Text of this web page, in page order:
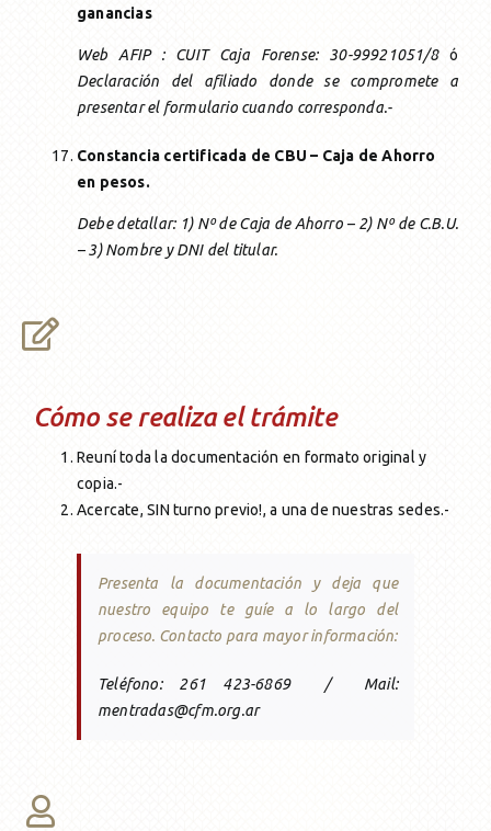
ganancias
Web AFIP : CUIT Caja Forense: 30-99921051/8 ó
Declaración del afiliado donde se compromete a
presentar el formulario cuando corresponda.-
Constancia certificada de CBU – Caja de Ahorro
en pesos.
Debe detallar: 1) Nº de Caja de Ahorro – 2) Nº de C.B.U.
– 3) Nombre y DNI del titular.
Cómo se realiza el trámite
Reuní toda la documentación en formato original y
copia.-
Acercate, SIN turno previo!, a una de nuestras sedes.-
Presenta la documentación y deja que
nuestro equipo te guíe a lo largo del
proceso. Contacto para mayor información:
Teléfono: 261 423-6869 / Mail:
mentradas@cfm.org.ar